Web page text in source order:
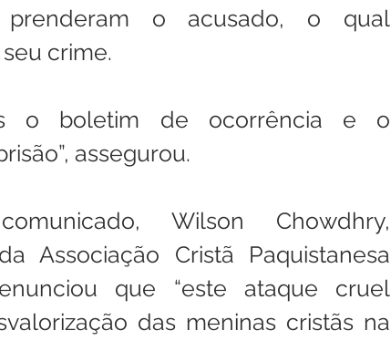
o acusado, o qual
crime.
o boletim de ocorrência e o
assegurou.
Wilson Chowdhry,
Associação Cristã Paquistanesa
que “este ataque cruel
das meninas cristãs na